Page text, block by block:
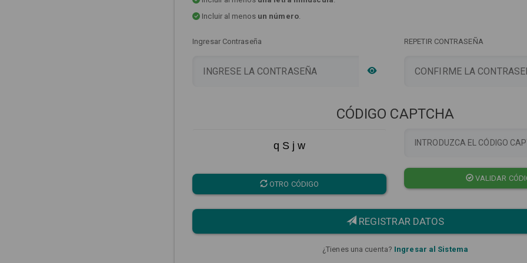
Incluir al menos un número.
Ingresar Contraseña REPETIR CONTRASEÑA
CÓDIGO CAPTCHA
q S j w
OTRO CÓDIGO
VALIDAR
REGISTRAR DATOS
¿Tienes una cuenta? Ingresar al Sistema